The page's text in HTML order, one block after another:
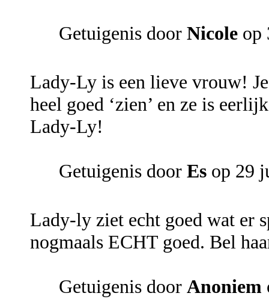
Getuigenis door Nicole op
Lady-Ly is een lieve vrouw!
heel goed ‘zien’ en ze is
Lady-Ly!
Getuigenis door Es op 29
Lady-ly ziet echt goed wat er
nogmaals ECHT goed. Bel
Getuigenis door Anoniem